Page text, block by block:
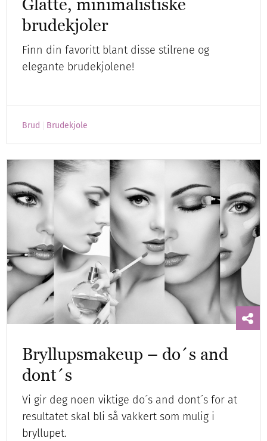
Glatte, minimalistiske
brudekjoler
Finn din favoritt blant disse stilrene og
elegante brudekjolene!
Brud Brudekjole
Bryllupsmakeup – do´s and
dont´s
Vi gir deg noen viktige do´s and dont´s for at
resultatet skal bli så vakkert som mulig i
bryllupet.